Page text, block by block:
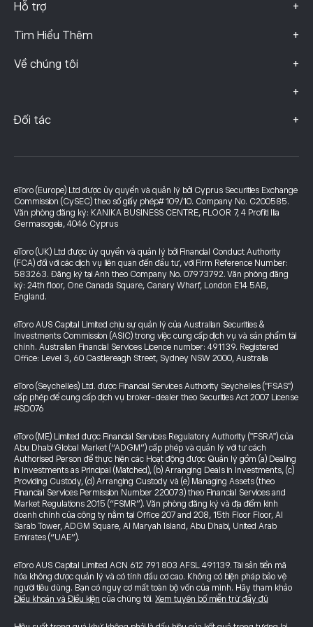
Hỗ trợ +
Tìm Hiểu Thêm +
Về chúng tôi +
+
Đối tác +
eToro (Europe) Ltd được ủy quyền và quản lý bởi Cyprus Securities Exchange
Commission (CySEC) theo số giấy phép# 109/10. Company No. C200585.
Văn phòng đăng ký: KANIKA BUSINESS CENTRE, FLOOR 7, 4 Profiti Ilia
Germasogeia, 4046 Cyprus
eToro (UK) Ltd được ủy quyền và quản lý bởi Financial Conduct Authority
(FCA) đối với các dịch vụ liên quan đến đầu tư, với Firm Reference Number:
583263. Đăng ký tại Anh theo Company No. 07973792. Văn phòng đăng
ký: 24th floor, One Canada Square, Canary Wharf, London E14 5AB,
England.
eToro AUS Capital Limited chịu sự quản lý của Australian Securities &
Investments Commission (ASIC) trong việc cung cấp dịch vụ và sản phẩm tài
chính. Australian Financial Services Licence number: 491139. Registered
Office: Level 3, 60 Castlereagh Street, Sydney NSW 2000, Australia
eToro (Seychelles) Ltd. được Financial Services Authority Seychelles ("FSAS")
cấp phép để cung cấp dịch vụ broker-dealer theo Securities Act 2007 License
#SD076
eToro (ME) Limited được Financial Services Regulatory Authority ("FSRA") của
Abu Dhabi Global Market (“ADGM”) cấp phép và quản lý với tư cách
Authorised Person để thực hiện các Hoạt động được Quản lý gồm (a) Dealing
in Investments as Principal (Matched), (b) Arranging Deals in Investments, (c)
Providing Custody, (d) Arranging Custody và (e) Managing Assets (theo
Financial Services Permission Number 220073) theo Financial Services and
Market Regulations 2015 (“FSMR”). Văn phòng đăng ký và địa điểm kinh
doanh chính của công ty nằm tại Office 207 and 208, 15th Floor Floor, Al
Sarab Tower, ADGM Square, Al Maryah Island, Abu Dhabi, United Arab
Emirates (“UAE”).
eToro AUS Capital Limited ACN 612 791 803 AFSL 491139. Tài sản tiền mã
hóa không được quản lý và có tính đầu cơ cao. Không có biện pháp bảo vệ
người tiêu dùng. Bạn có nguy cơ mất toàn bộ vốn của mình. Hãy tham khảo
Điều khoản và Điều kiện của chúng tôi. Xem tuyên bố miễn trừ đầy đủ